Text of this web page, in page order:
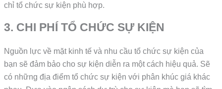
chỉ tổ chức sự kiện phù hợp.
3. CHI PHÍ TỔ CHỨC SỰ KIỆN
Nguồn lực về mặt kinh tế và nhu cầu tổ chức sự kiện của
bạn sẽ đảm bảo cho sự kiện diễn ra một cách hiệu quả. Sẽ
có những địa điểm tổ chức sự kiện với phân khúc giá khác